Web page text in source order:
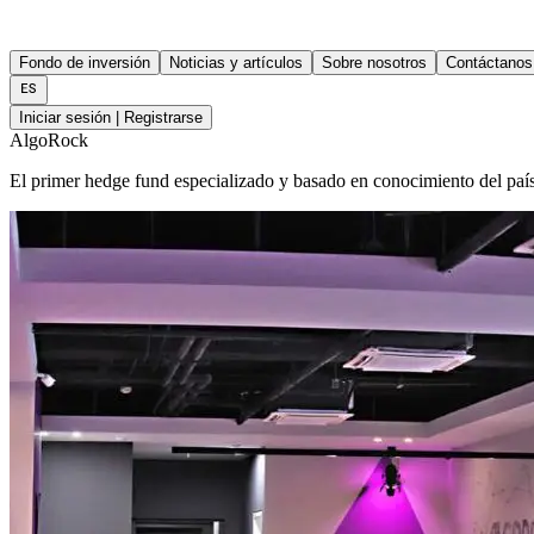
Fondo de inversión Noticias y artículos Sobre nosotros Contáctanos
Iniciar sesión | Registrarse
AlgoRock
El primer hedge fund especializado y basado en conocimiento del